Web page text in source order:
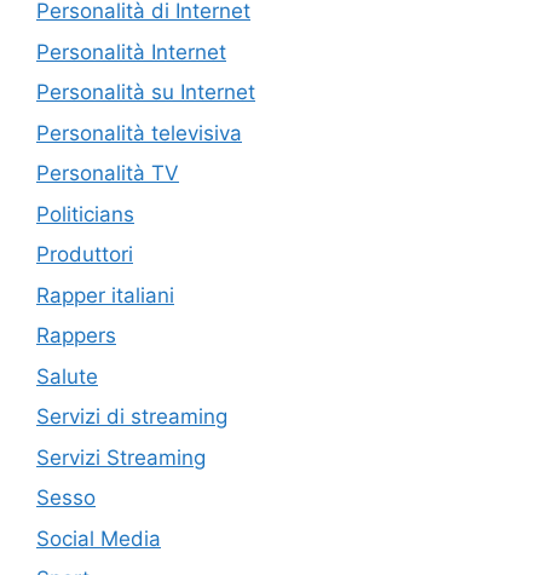
Personalità di Internet
Personalità Internet
Personalità su Internet
Personalità televisiva
Personalità TV
Politicians
Produttori
Rapper italiani
Rappers
Salute
Servizi di streaming
Servizi Streaming
Sesso
Social Media